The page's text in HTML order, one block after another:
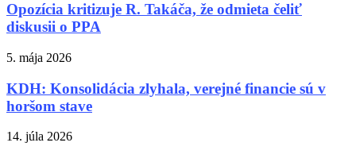
Opozícia kritizuje R. Takáča, že odmieta čeliť
diskusii o PPA
5. mája 2026
KDH: Konsolidácia zlyhala, verejné financie sú v
horšom stave
14. júla 2026